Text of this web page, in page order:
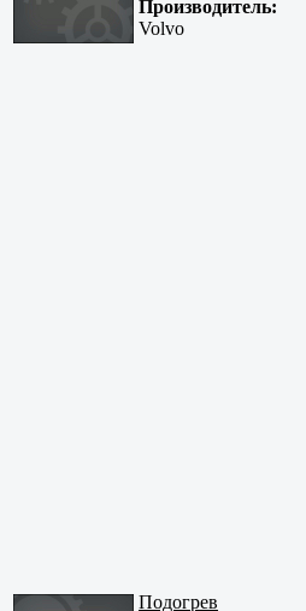
Производитель:
Volvo
Подогрев